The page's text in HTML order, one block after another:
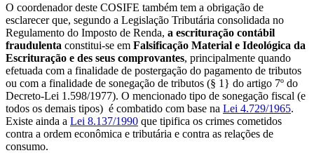
O coordenador deste COSIFE também tem a obrigação de
esclarecer que, segundo a Legislação Tributária consolidada no
Regulamento do Imposto de Renda, a escrituração contábil
fraudulenta constitui-se em Falsificação Material e Ideológica da
Escrituração e des seus comprovantes, principalmente quando
efetuada com a finalidade de postergação do pagamento de tributos
ou com a finalidade de sonegação de tributos (§ 1} do artigo 7º do
Decreto-Lei 1.598/1977). O mencionado tipo de sonegação fiscal (e
todos os demais tipos) é combatido com base na Lei 4.729/1965.
Existe ainda a Lei 8.137/1990 que tipifica os crimes cometidos
contra a ordem econômica e tributária e contra as relações de
consumo.